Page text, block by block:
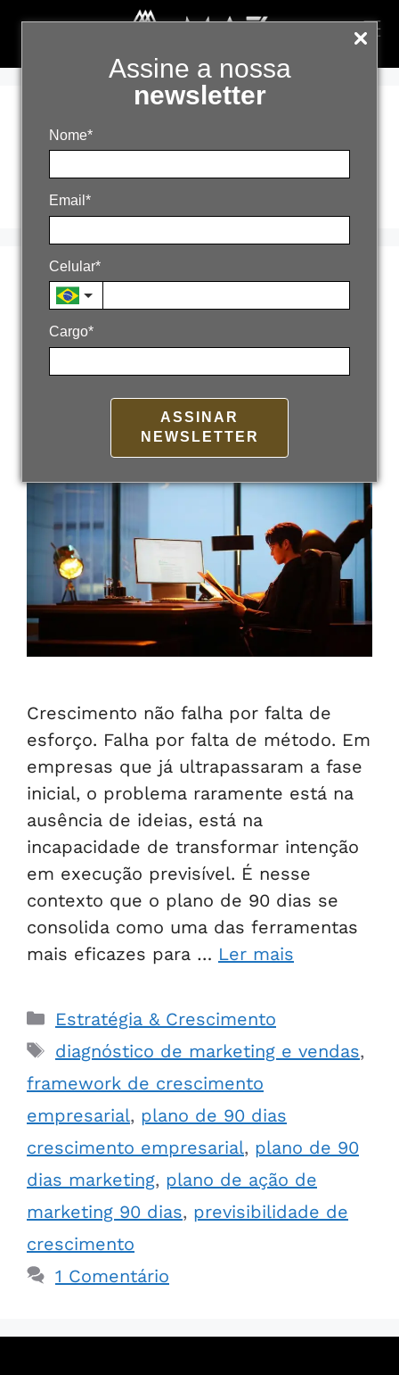
Assine a nossa
newsletter
Nome*
Email*
Celular*
Cargo*
ASSINAR
NEWSLETTER
previsibilidade de
crescimento
Plano de 90 dias para
crescimento
empresarial
23 de fevereiro de 2026
Crescimento não falha por falta de
esforço. Falha por falta de método. Em
empresas que já ultrapassaram a fase
inicial, o problema raramente está na
ausência de ideias, está na
incapacidade de transformar intenção
em execução previsível. É nesse
contexto que o plano de 90 dias se
consolida como uma das ferramentas
mais eficazes para … Ler mais
Estratégia & Crescimento
diagnóstico de marketing e vendas,
framework de crescimento
empresarial, plano de 90 dias
crescimento empresarial, plano de 90
dias marketing, plano de ação de
marketing 90 dias, previsibilidade de
crescimento
1 Comentário